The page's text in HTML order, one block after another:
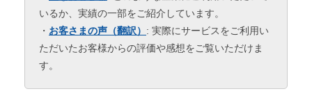
いるか、実績の一部をご紹介しています。
・ お客さまの声（翻訳） : 実際にサービスをご利用い
ただいたお客様からの評価や感想をご覧いただけま
す。